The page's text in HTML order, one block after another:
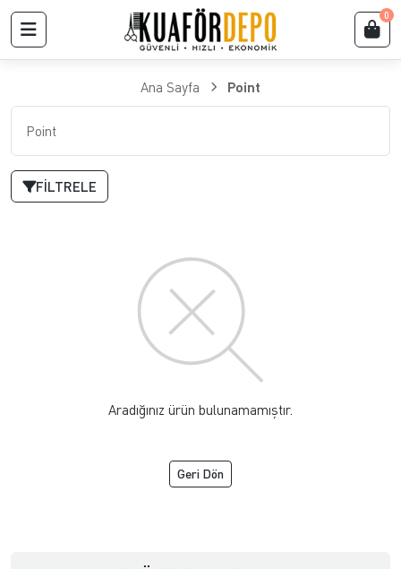
0
Ana Sayfa Point
Point
FILTRELE
Aradığınız ürün bulunamamıştır.
Geri Dön